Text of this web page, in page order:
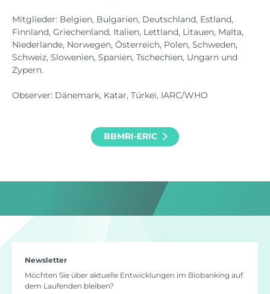
Mitglieder: Belgien, Bulgarien, Deutschland, Estland,
Finnland, Griechenland, Italien, Lettland, Litauen, Malta,
Niederlande, Norwegen, Österreich, Polen, Schweden,
Schweiz, Slowenien, Spanien, Tschechien, Ungarn und
Zypern.
Observer: Dänemark, Katar, Türkei, IARC/WHO
BBMRI-ERIC
Newsletter
Möchten Sie über aktuelle Entwicklungen im Biobanking auf
dem Laufenden bleiben?